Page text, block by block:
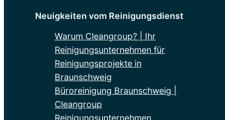
Neuigkeiten vom Reinigungsdienst
Warum Cleangroup? | Ihr
Reinigungsunternehmen für
Reinigungsprojekte in
Braunschweig
Büroreinigung Braunschweig |
Cleangroup
Reinigungsunternehmen